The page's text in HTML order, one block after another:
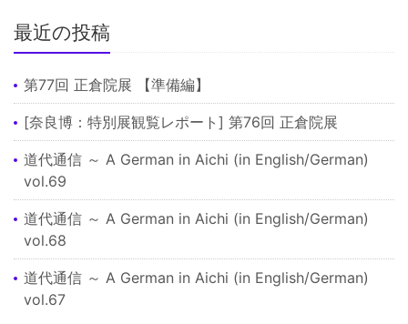
最近の投稿
第77回 正倉院展 【準備編】
[奈良博：特別展観覧レポート] 第76回 正倉院展
道代通信 ～ A German in Aichi (in English/German)
vol.69
道代通信 ～ A German in Aichi (in English/German)
vol.68
道代通信 ～ A German in Aichi (in English/German)
vol.67